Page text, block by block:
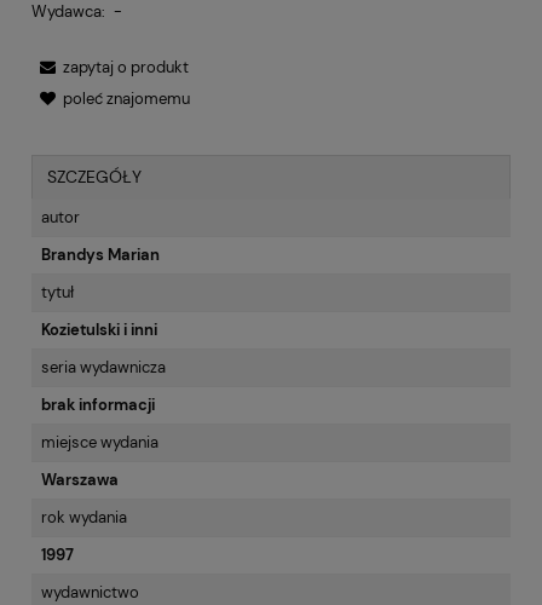
Wydawca: -
zapytaj o produkt
poleć znajomemu
SZCZEGÓŁY
autor
Brandys Marian
tytuł
Kozietulski i inni
seria wydawnicza
brak informacji
miejsce wydania
Warszawa
rok wydania
1997
wydawnictwo